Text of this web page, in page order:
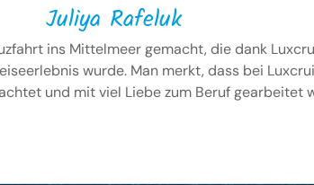
Juliya Rafeluk
ins Mittelmeer gemacht, die dank
wurde. Man merkt, dass bei
und mit viel Liebe zum Beruf gearbeitet